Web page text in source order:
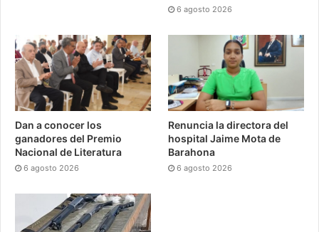
6 agosto 2026
Dan a conocer los
ganadores del Premio
Nacional de Literatura
6 agosto 2026
Renuncia la directora del
hospital Jaime Mota de
Barahona
6 agosto 2026